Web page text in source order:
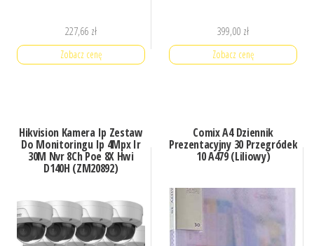
227,66 zł
Zobacz cenę
399,00 zł
Zobacz cenę
Hikvision Kamera Ip Zestaw
Do Monitoringu Ip 4Mpx Ir
30M Nvr 8Ch Poe 8X Hwi
D140H (ZM20892)
Comix A4 Dziennik
Prezentacyjny 30 Przegródek
10 A479 (Liliowy)